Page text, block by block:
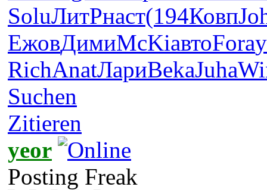
SoluЛитРнаст(194Ковп
ЕжовДимиMcKiавтоFora
RichAnatЛариBekaJuha
Suchen
Zitieren
yeor
Posting Freak